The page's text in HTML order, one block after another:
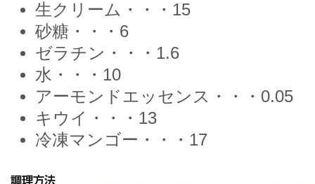
生クリーム・・・15
砂糖・・・6
ゼラチン・・・1.6
水・・・10
アーモンドエッセンス・・・0.05
キウイ・・・13
冷凍マンゴー・・・17